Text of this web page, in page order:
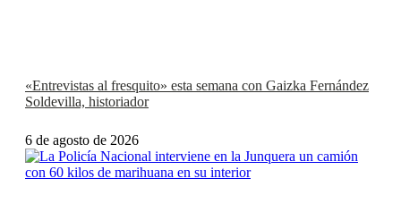
«Entrevistas al fresquito» esta semana con Gaizka Fernández
Soldevilla, historiador
6 de agosto de 2026